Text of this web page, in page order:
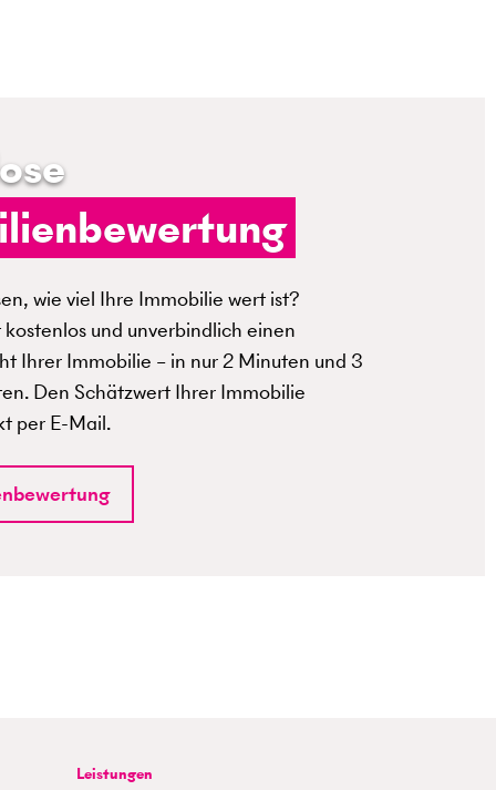
wie viel Ihre Immobilie wert ist?
und unverbindlich einen
Ihrer Immobilie – in nur 2 Minuten und 3
Den Schätzwert Ihrer Immobilie
per E-Mail.
Leistungen